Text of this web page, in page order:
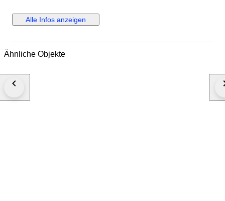
Alle Infos anzeigen
Ähnliche Objekte